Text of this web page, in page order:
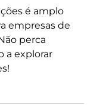
é amplo
empresas de
perca
a explorar